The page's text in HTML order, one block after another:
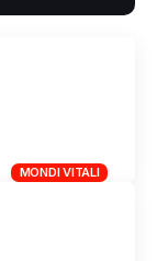
MONDI VITALI